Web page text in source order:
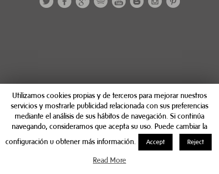
Utilizamos cookies propias y de terceros para mejorar nuestros
servicios y mostrarle publicidad relacionada con sus preferencias
mediante el análisis de sus hábitos de navegación. Si continúa
navegando, consideramos que acepta su uso. Puede cambiar la
configuración u obtener más información.
Accept Reject
Read More